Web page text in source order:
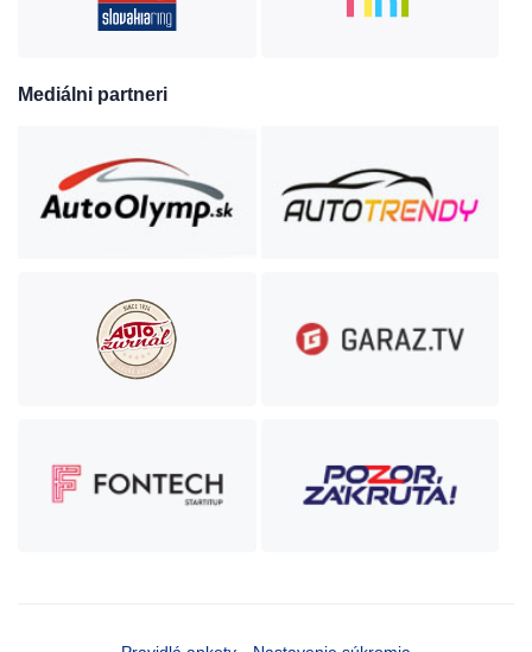
Mediálni partneri